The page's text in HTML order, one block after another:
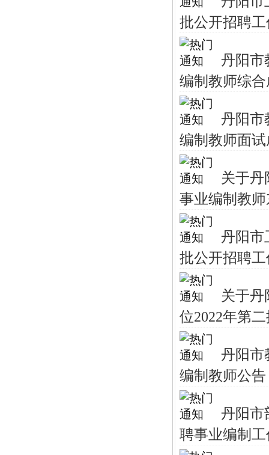
批公开招聘
丹阳市
编制教师综
丹阳市
编制教师面
关于丹
事业编制教
丹阳市
批公开招聘
关于丹
位2022年第
丹阳市
编制教师公告
丹阳市
聘事业编制